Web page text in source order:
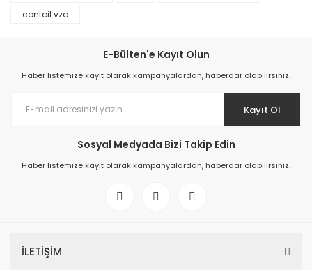
Sıvı Yakıt Sayacı
contoil vzo
E-Bülten'e Kayıt Olun
Haber listemize kayıt olarak kampanyalardan, haberdar olabilirsiniz.
Kayıt Ol
Sosyal Medyada Bizi Takip Edin
Haber listemize kayıt olarak kampanyalardan, haberdar olabilirsiniz.
İLETİŞİM